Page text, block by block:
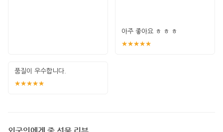
아주 좋아요 ㅎ ㅎ ㅎ
★★★★★
품질이 우수합니다.
★★★★★